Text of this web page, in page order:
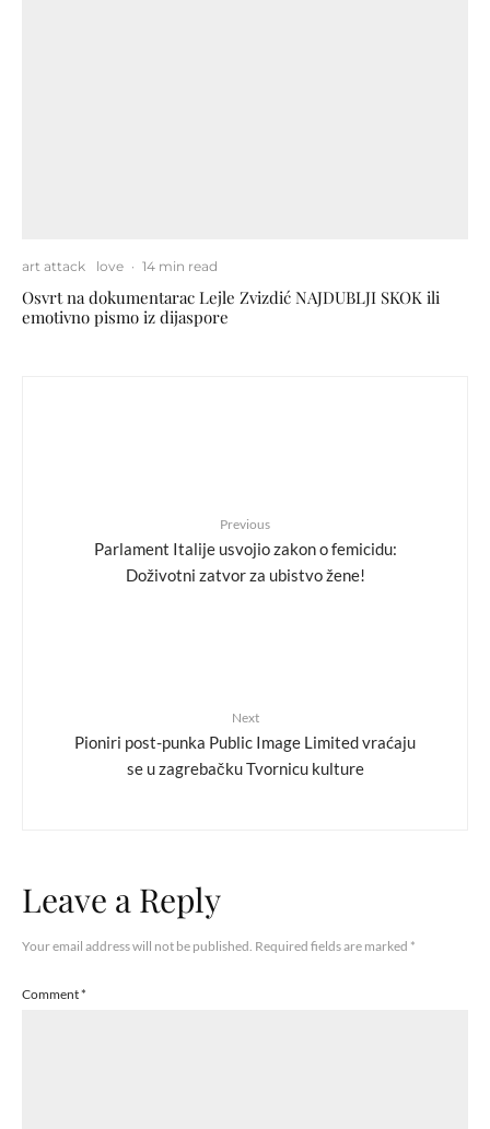
art attack love · 14 min read
Osvrt na dokumentarac Lejle Zvizdić NAJDUBLJI SKOK ili
emotivno pismo iz dijaspore
Previous
Parlament Italije usvojio zakon o femicidu:
Doživotni zatvor za ubistvo žene!
Next
Pioniri post-punka Public Image Limited vraćaju
se u zagrebačku Tvornicu kulture
Leave a Reply
Your email address will not be published. Required fields are marked *
Comment*